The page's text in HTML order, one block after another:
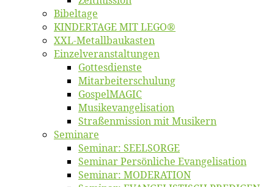
Bi­bel­ta­ge
KINDERTAGE MIT LEGO®
XXL-Me­­tal­l­­bau­­kas­­ten
Einzelver­an­stal­tungen
Got­tes­diens­te
Mitarbeiter­schulung
Gos­pel­MA­GIC
Musikevan­ge­li­sa­tion
Straßenmis­sion mit Musikern
Se­mi­na­re
Se­mi­nar: SEELSORGE
Se­mi­nar Per­sön­li­che Evangelisation
Se­mi­nar: MODERATION